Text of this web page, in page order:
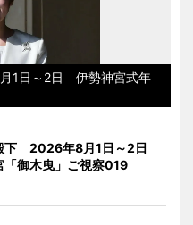
1日～2日 伊勢神宮式年
下 2026年8月1日～2日
「御木曳」ご視察019